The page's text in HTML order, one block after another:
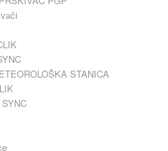
STANICA